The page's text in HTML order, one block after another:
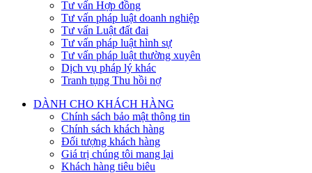
Tư vấn Hợp đồng
Tư vấn pháp luật doanh nghiệp
Tư vấn Luật đất đai
Tư vấn pháp luật hình sự
Tư vấn pháp luật thường xuyên
Dịch vụ pháp lý khác
Tranh tụng Thu hồi nợ
DÀNH CHO KHÁCH HÀNG
Chính sách bảo mật thông tin
Chính sách khách hàng
Đối tượng khách hàng
Giá trị chúng tôi mang lại
Khách hàng tiêu biêu